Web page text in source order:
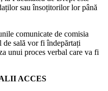
sau însoțitorilor lor până
comunicate de comisia
de sală vor fi îndepărtați
unui proces verbal care va fi
ACCES